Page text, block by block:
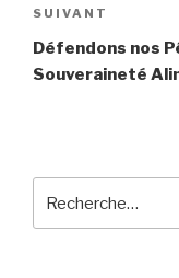
Article
suivant
SUIVANT
Défendons nos
Souveraineté